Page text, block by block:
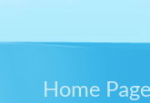
Home Page